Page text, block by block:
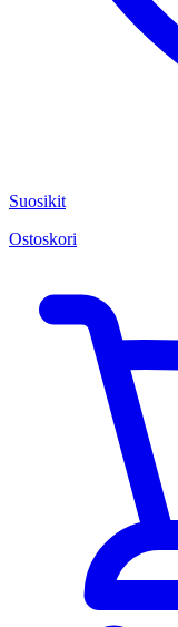
Suosikit
Ostoskori